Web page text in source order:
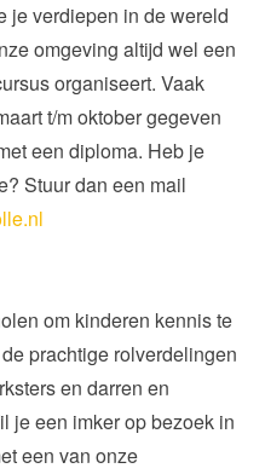
je verdiepen in de wereld
omgeving altijd wel een
organiseert. Vaak
t/m oktober gegeven
een diploma. Heb je
Stuur dan een mail
om kinderen kennis te
prachtige rolverdelingen
en darren en
je een imker op bezoek in
een van onze